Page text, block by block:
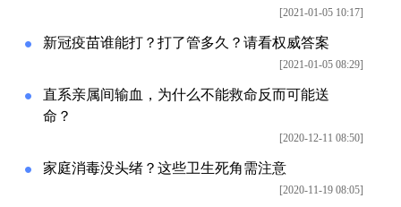
[2021-01-05 10:17]
新冠疫苗谁能打？打了管多久？请看权威答案
[2021-01-05 08:29]
直系亲属间输血，为什么不能救命反而可能送
命？
[2020-12-11 08:50]
家庭消毒没头绪？这些卫生死角需注意
[2020-11-19 08:05]